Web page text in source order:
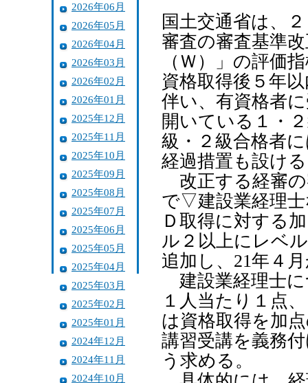
2026年06月
2026年05月
2026年04月
2026年03月
2026年02月
2026年01月
2025年12月
2025年11月
2025年10月
2025年09月
2025年08月
2025年07月
2025年06月
2025年05月
2025年04月
2025年03月
2025年02月
2025年01月
2024年12月
2024年11月
2024年10月
国土交通省は、
審査の審査基準
（Ｗ）」の評価
資格取得後５年
伴い、有資格者
開いている１・
級・２級合格者
経過措置も設け
改正する経審の
で▽建設業経理
Ｄ取得に対する
ル２以上にレベ
追加し、21年４
建設業経理士に
１人当たり１点
は資格取得を加
講習受講を義務
う求める。